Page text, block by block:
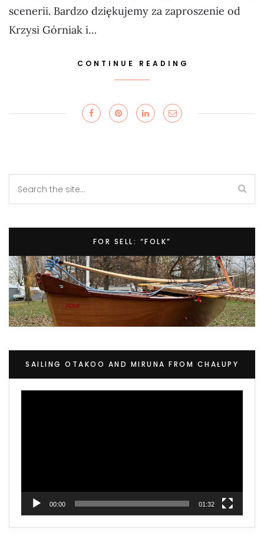
scenerii. Bardzo dziękujemy za zaproszenie od
Krzysi Górniak i…
CONTINUE READING
FOR SELL: “FOLK”
SAILING OTAKOO AND MIRUNA FROM CHAŁUPY
00:00 01:32